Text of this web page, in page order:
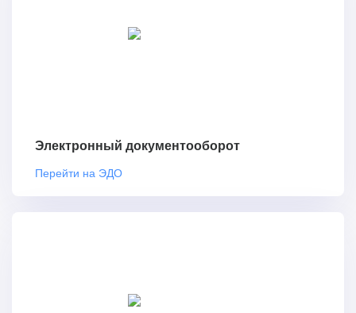
Электронный документооборот
Перейти на ЭДО